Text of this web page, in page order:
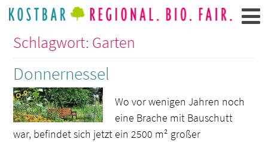
Schlagwort: Garten
Donnernessel
Wo vor wenigen Jahren noch
eine Brache mit Bauschutt
war, befindet sich jetzt ein 2500 m² großer